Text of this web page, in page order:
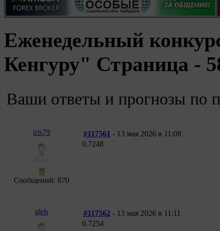
Еженедельный
Кенгуру" Страница -
Ваши ответы и прогнозы по
iris79
Сообщений: 870
#117561 - 13 мая 2026 в 11:08
0.7248
gleb #117562 - 13 мая 2026 в 11:11
0.7254